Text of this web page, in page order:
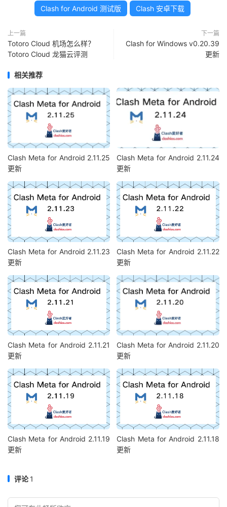
Clash for Android 测试版 Clash 安卓下载
上一篇
Totoro Cloud 机场怎么样？
Totoro Cloud 龙猫云评测
下一篇
Clash for Windows v0.20.39
更新
相关推荐
Clash Meta for Android 2.11.25
更新
Clash Meta for Android 2.11.24
更新
Clash Meta for Android 2.11.23
更新
Clash Meta for Android 2.11.22
更新
Clash Meta for Android 2.11.21
更新
Clash Meta for Android 2.11.20
更新
Clash Meta for Android 2.11.19
更新
Clash Meta for Android 2.11.18
更新
评论1